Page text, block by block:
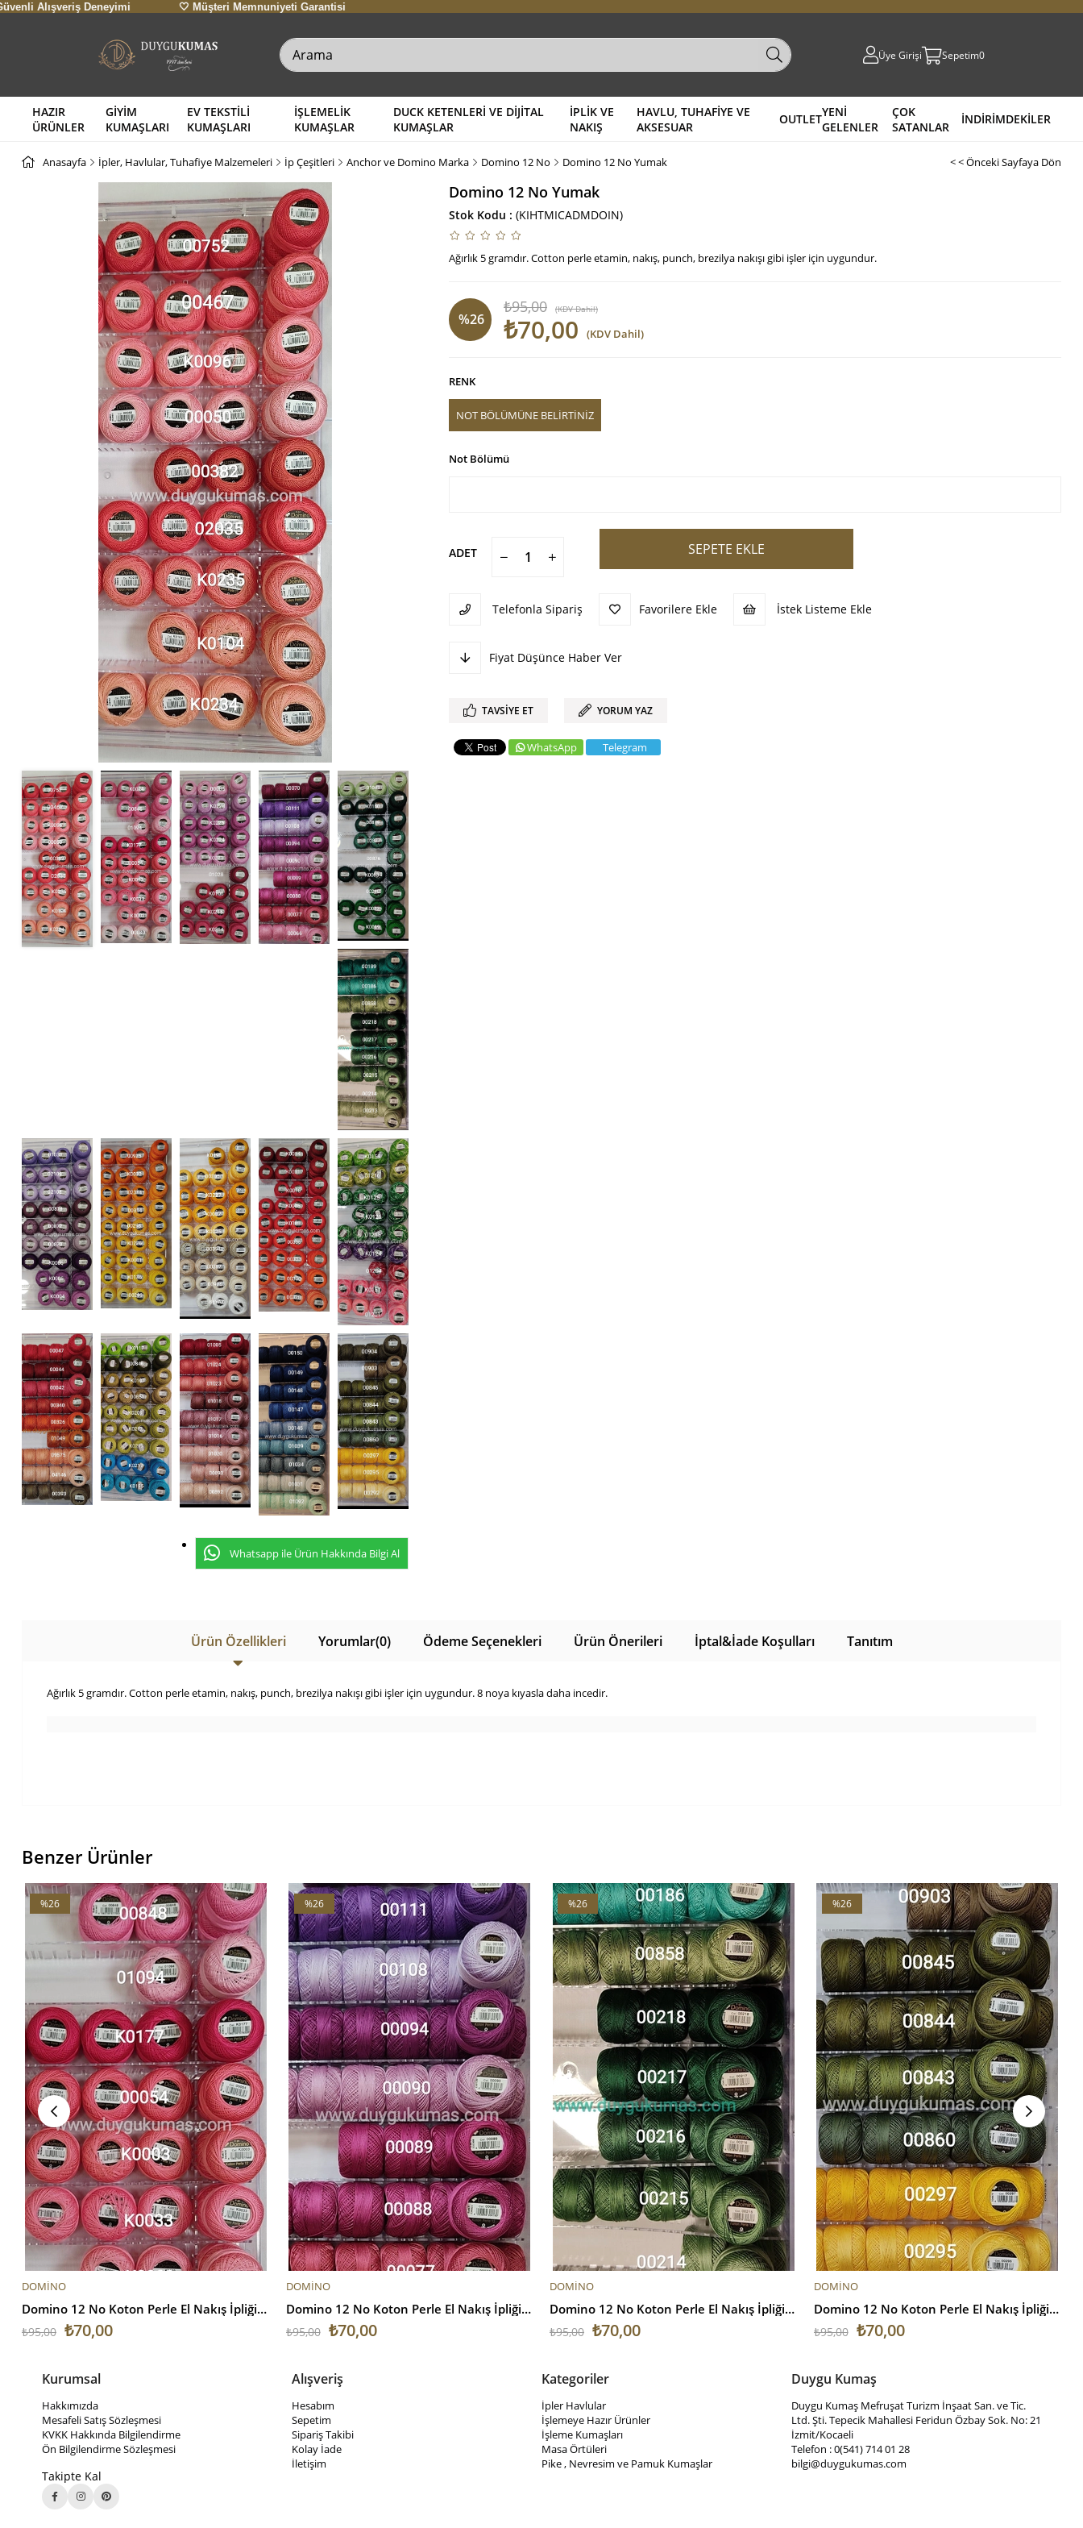
Deneyimi 🤍 Müşteri Memnuniyeti Garantisi
Üye Girişi Sepetim0
HAZIR
ÜRÜNLER
GİYİM
KUMAŞLARI
EV TEKSTİLİ
KUMAŞLARI
İŞLEMELİK
KUMAŞLAR
DUCK KETENLERİ VE DİJİTAL
KUMAŞLAR
İPLİK VE
NAKIŞ
HAVLU, TUHAFİYE VE
AKSESUAR
OUTLETYENİ
GELENLER
ÇOK
SATANLAR
İNDİRİMDEKİLER
Anasayfa İpler, Havlular, Tuhafiye Malzemeleri İp Çeşitleri Anchor ve Domino Marka Domino 12 No Domino 12 No Yumak < < Önceki Sayfaya Dön
Whatsapp ile Ürün Hakkında Bilgi Al
Domino 12 No Yumak
Stok Kodu (KIHTMICADMDOIN)
Ağırlık 5 gramdır. Cotton perle etamin, nakış, punch, brezilya nakışı gibi işler için uygundur.
%26
₺95,00 (KDV Dahil)
₺70,00 (KDV Dahil)
RENK
NOT BÖLÜMÜNE BELİRTİNİZ
Not Bölümü
ADET
Telefonla Sipariş Favorilere Ekle İstek Listeme Ekle
Fiyat Düşünce Haber Ver
TAVSIYE ET YORUM YAZ
WhatsApp Telegram
Ürün Özellikleri Yorumlar(0) Ödeme Seçenekleri Ürün Önerileri İptal&İade Koşulları Tanıtım
Ağırlık 5 gramdır. Cotton perle etamin, nakış, punch, brezilya nakışı gibi işler için uygundur. 8 noya kıyasla daha incedir.
Benzer Ürünler
V1
SEPETE EKLE
%26
%26İndirim
DOMİNO
Domino 12 No Koton Perle El Nakış İpliği V1
₺70,00
₺95,00
V2
SEPETE EKLE
%26
İndirim
%26İndirim
DOMİNO
Domino 12 No Koton Perle El Nakış İpliği V2
₺70,00
₺95,00
V3
SEPETE EKLE
%26
İndirim
%26İndirim
DOMİNO
Domino 12 No Koton Perle El Nakış İpliği V3
₺70,00
₺95,00
V4
SEPETE EKLE
%26
%26İndirim
DOMİNO
Domino 12 No Koton Perle El Nakış İpliği V4
₺70,00
₺95,00
Kurumsal
Hakkımızda
Mesafeli Satış Sözleşmesi
KVKK Hakkında Bilgilendirme
Ön Bilgilendirme Sözleşmesi
Takipte Kal
Alışveriş
Hesabım
Sepetim
Sipariş Takibi
Kolay İade
İletişim
Kategoriler
İpler Havlular
İşlemeye Hazır Ürünler
İşleme Kumaşları
Masa Örtüleri
Pike , Nevresim ve Pamuk Kumaşlar
Duygu Kumaş
Duygu Kumaş Mefruşat Turizm İnşaat San. ve Tic.
Ltd. Şti. Tepecik Mahallesi Feridun Özbay Sok. No: 21
İzmit/Kocaeli
Telefon : 0(541) 714 01 28
bilgi@duygukumas.com